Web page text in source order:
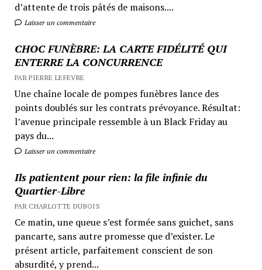
d’attente de trois pâtés de maisons....
Laisser un commentaire
CHOC FUNÈBRE: LA CARTE FIDÉLITÉ QUI
ENTERRE LA CONCURRENCE
PAR PIERRE LEFEVRE
Une chaîne locale de pompes funèbres lance des
points doublés sur les contrats prévoyance. Résultat:
l’avenue principale ressemble à un Black Friday au
pays du...
Laisser un commentaire
Ils patientent pour rien: la file infinie du
Quartier-Libre
PAR CHARLOTTE DUBOIS
Ce matin, une queue s’est formée sans guichet, sans
pancarte, sans autre promesse que d’exister. Le
présent article, parfaitement conscient de son
absurdité, y prend...